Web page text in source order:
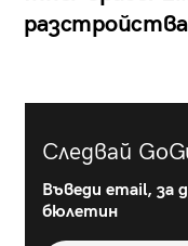
разстройства
Следвай
Въведи email, за
бюлетин